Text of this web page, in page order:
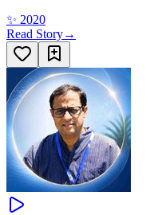
✨ 2020
Read Story→